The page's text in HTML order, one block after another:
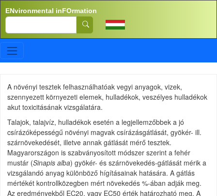
ENvironmental inFOrmation
Search
A növényi tesztek felhasználhatóak vegyi anyagok, vizek,
szennyezett környezeti elemek, hulladékok, veszélyes hulladékok
akut toxicitásának vizsgálatára.
Talajok, talajvíz, hulladékok esetén a legjellemzőbbek a jó
csírázóképességű növényi magvak csírázásgátlását, gyökér- ill.
szárnövekedését, illetve annak gátlását mérő tesztek.
Magyarországon is szabványosított módszer szerint a fehér
mustár (Sinapis alba) gyökér- és szárnövekedés-gátlását mérik a
vizsgálandó anyag különböző hígításainak hatására. A gátlás
mértékét kontrollközegben mért növekedés %-ában adják meg.
Az eredményekből EC20, vagy EC50 érték határozható meg. A